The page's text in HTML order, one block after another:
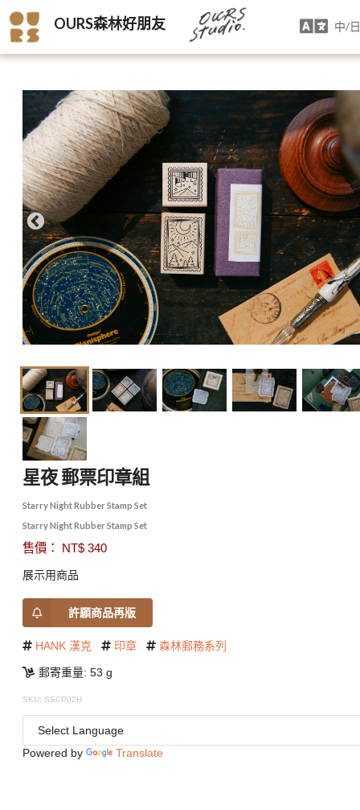
OURS森林好朋友 中/
星夜 郵票印章組
Starry Night Rubber Stamp Set
Starry Night Rubber Stamp Set
售價： NT$ 340
展示用商品
許願商品再版
HANK 漢克 印章 森林郵務系列
郵寄重量: 53 g
SKU: SSCP02H
Powered by Translate